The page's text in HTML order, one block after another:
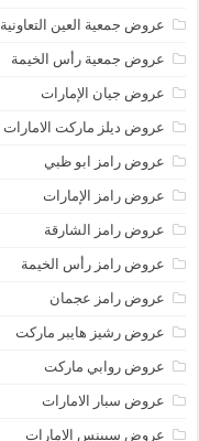
عروض جمعية العين التعاونية
عروض جمعية رأس الخيمة
عروض جيان الإمارات
عروض ديلز ماركت الامارات
عروض رامز ابو ظبي
عروض رامز الإمارات
عروض رامز الشارقة
عروض رامز رأس الخيمة
عروض رامز عجمان
عروض رشيز هايبر ماركت
عروض روابي ماركت
عروض سبار الامارات
عروض سبينس الامارات